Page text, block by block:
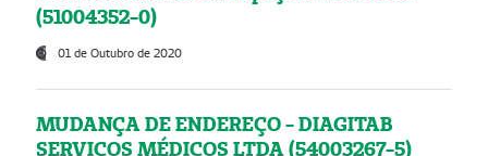
(51004352-0)
01 de Outubro de 2020
MUDANÇA DE ENDEREÇO - DIAGITAB
SERVIÇOS MÉDICOS LTDA (54003267-5)